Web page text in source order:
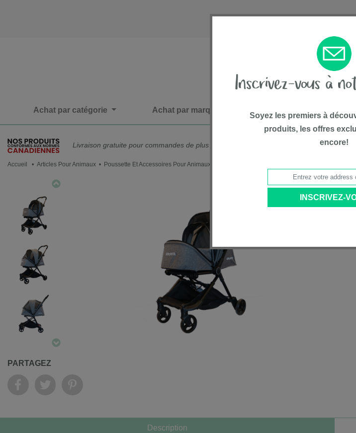
Achat par catégorie Achat par marque
Livraison gratuite pour commandes de plus de 75$*
Accueil • Articles Pour Animaux • Poussette Et Accessoires Pour Animaux
PARTAGEZ
Description
Soyez les premiers à
produits, les offres
encore!